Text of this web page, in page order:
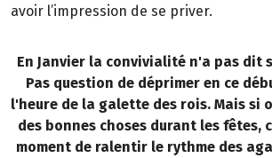
avoir l’impression de se priver.
En Janvier la convivialité n'a pas dit
Pas question de déprimer en ce
l'heure de la galette des rois. Mais si
des bonnes choses durant les fêtes,
moment de ralentir le rythme des